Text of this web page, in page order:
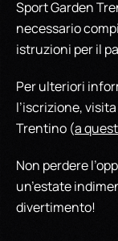
Sport Garden
necessario
istruzioni per il
Per ulteriori
l’iscrizione,
Trentino (a
Non perdere
un’estate
divertimento!